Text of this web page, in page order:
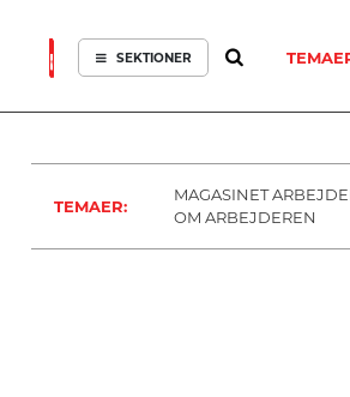
ARBEJDEREN
UDLAND
SOUNDCLOUD
ABONNER
LOG IND
OM
TEMAER:
MAGASINET
OM ARBEJDEREN
SEKTIONER